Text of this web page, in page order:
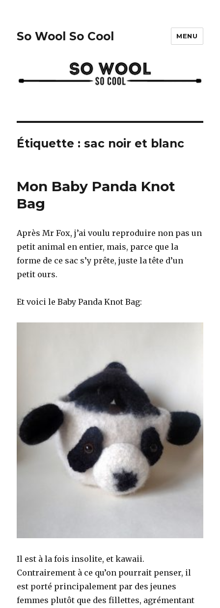
So Wool So Cool MENU
Étiquette :sac noir et blanc
Mon Baby Panda Knot
Bag
Après Mr Fox, j’ai voulu reproduire non pas un
petit animal en entier, mais, parce que la
forme de ce sac s’y prête, juste la tête d’un
petit ours.
Et voici le Baby Panda Knot Bag:
Il est à la fois insolite, et kawaii.
Contrairement à ce qu’on pourrait penser, il
est porté principalement par des jeunes
femmes plutôt que des fillettes, agrémentant